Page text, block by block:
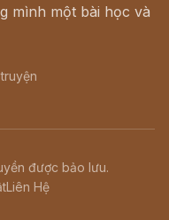
mình một bài học và
được bảo lưu.
Liên Hệ